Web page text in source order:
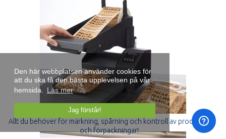
Den här webbplatsen använder cookies för
att du ska få den bästa upplevelsen på vår
hemsida.
Läs mer
Jag förstår!
Allt du behöver för märkning, spårning och kontroll av produkter
och förpackningar!